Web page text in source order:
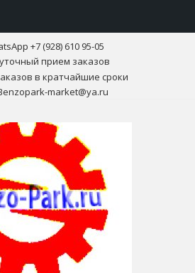
+7 (928) 610 95-05
прием заказов
в кратчайшие сроки
market@ya.ru